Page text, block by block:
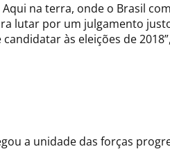
na terra, onde o Brasil
lutar por um julgamento
às eleições de
a unidade das forças